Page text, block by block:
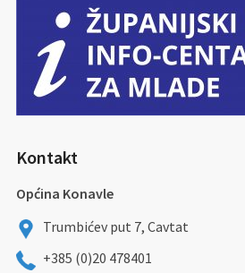
Kontakt
Općina Konavle
Trumbićev put 7, Cavtat
+385 (0)20 478401